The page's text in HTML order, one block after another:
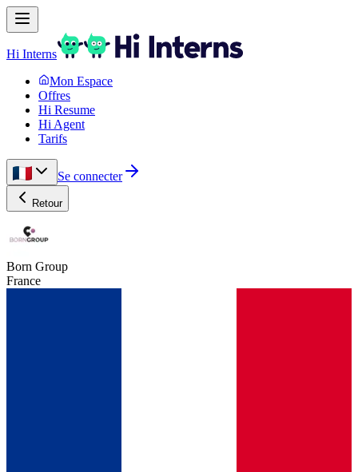
Hi Interns
Mon Espace
Offres
Hi Resume
Hi Agent
Tarifs
Se connecter
Retour
Born Group
France